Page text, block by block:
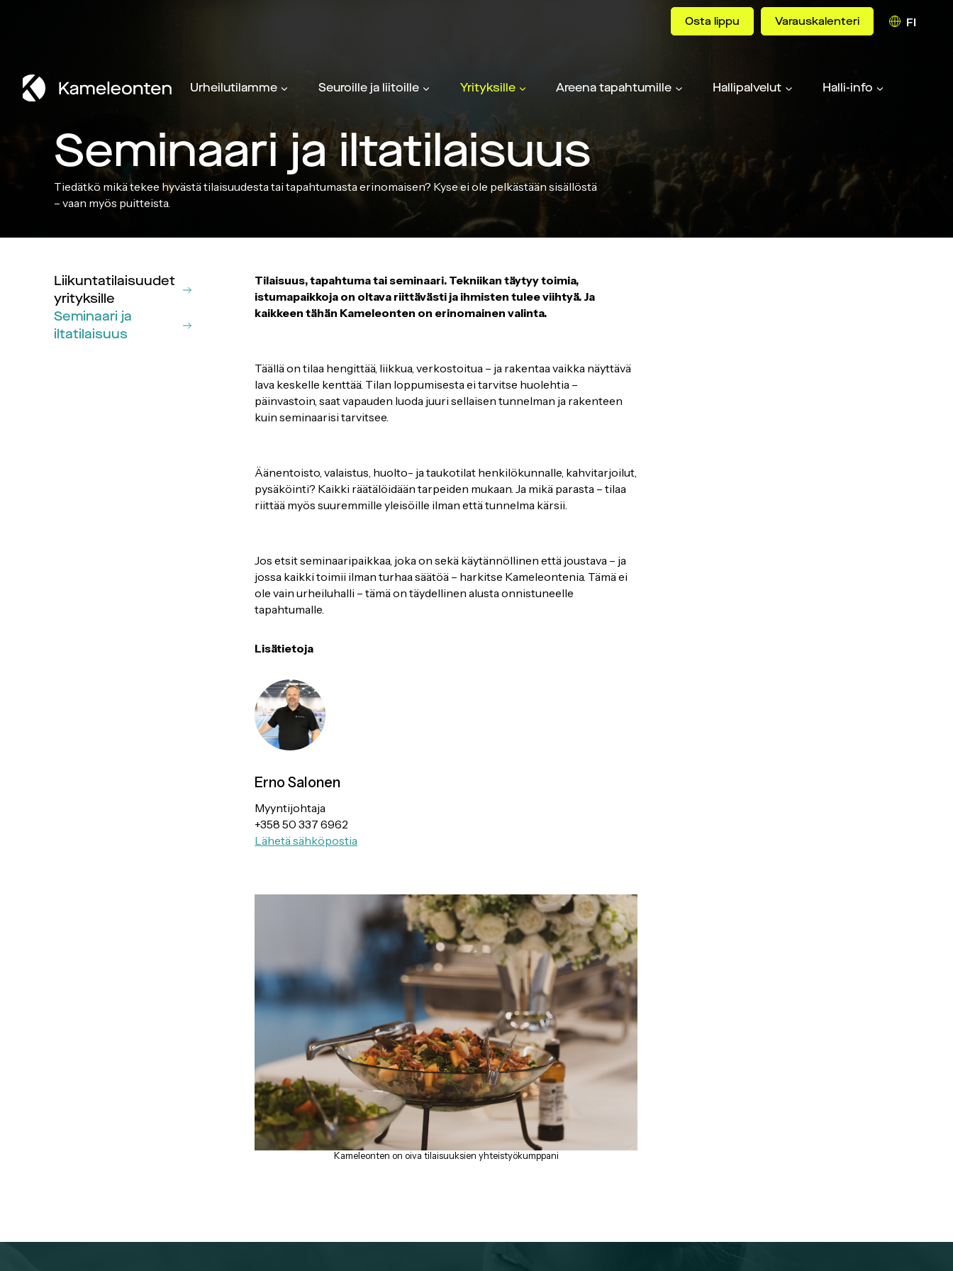
Osta lippu Varauskalenteri FI
Urheilutilamme Seuroille ja liitoille Yrityksille Areena tapahtumille Hallipalvelut Halli-info
Seminaari ja iltatilaisuus
Tiedätkö mikä tekee hyvästä tilaisuudesta tai tapahtumasta erinomaisen? Kyse ei ole pelkästään sisällöstä
– vaan myös puitteista.
Liikuntatilaisuudet
yrityksille
Seminaari ja
iltatilaisuus
Tilaisuus, tapahtuma tai seminaari. Tekniikan täytyy toimia,
istumapaikkoja on oltava riittävästi ja ihmisten tulee viihtyä. Ja
kaikkeen tähän Kameleonten on erinomainen valinta.
Täällä on tilaa hengittää, liikkua, verkostoitua – ja rakentaa vaikka näyttävä
lava keskelle kenttää. Tilan loppumisesta ei tarvitse huolehtia –
päinvastoin, saat vapauden luoda juuri sellaisen tunnelman ja rakenteen
kuin seminaarisi tarvitsee.
Äänentoisto, valaistus, huolto- ja taukotilat henkilökunnalle, kahvitarjoilut,
pysäköinti? Kaikki räätälöidään tarpeiden mukaan. Ja mikä parasta – tilaa
riittää myös suuremmille yleisöille ilman että tunnelma kärsii.
Jos etsit seminaaripaikkaa, joka on sekä käytännöllinen että joustava – ja
jossa kaikki toimii ilman turhaa säätöä – harkitse Kameleontenia. Tämä ei
ole vain urheiluhalli – tämä on täydellinen alusta onnistuneelle
tapahtumalle.
Lisätietoja
Erno Salonen
Myyntijohtaja
+358 50 337 6962
Lähetä sähköpostia
Kameleonten on oiva tilaisuuksien yhteistyökumppani